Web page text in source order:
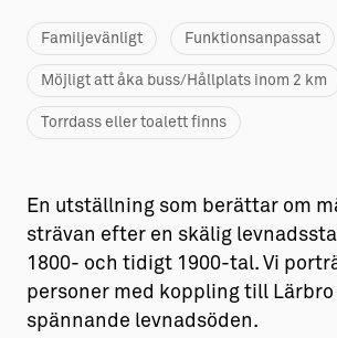
Gotlands kulturarv
Almedalsveckan
Medeltidsveckan
→ Bygga hus
Allt om livet på Ön
→ Fritidsliv
→ Idrottsliv
→ Tonårsliv
Barn & Familj
Familjevänligt Funktionsanpassat
Möjligt att åka buss/Hållplats inom 2 km
Torrdass eller toalett finns
En utställning som berättar om
strävan efter en skälig
1800- och tidigt 1900-tal. Vi
personer med koppling till Lärbro
spännande levnadsöden.